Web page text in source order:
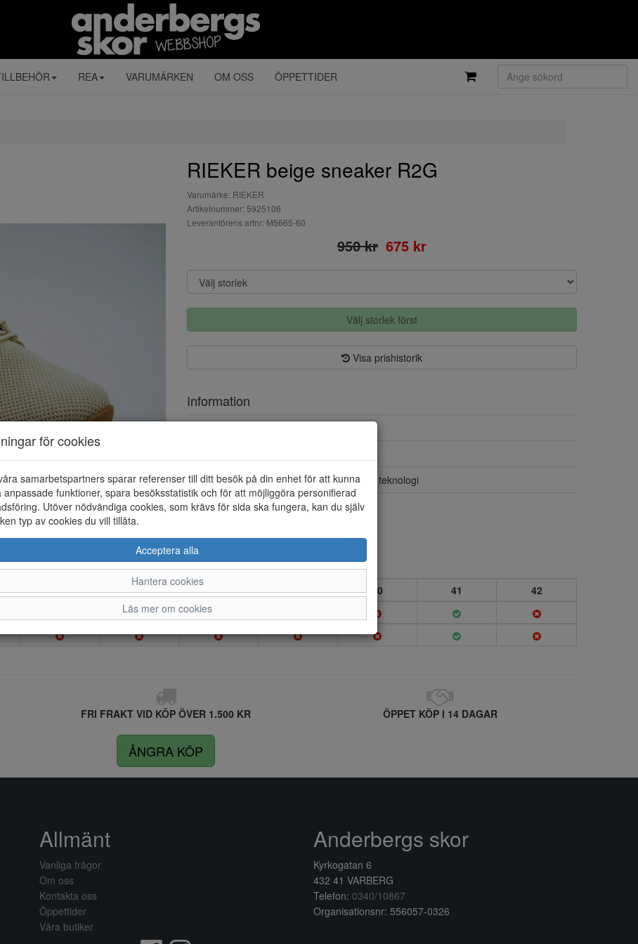
REA VARUMÄRKEN OM OSS ÖPPETTIDER
RIEKER beige sneaker R2G
Varumärke: RIEKER
Artikelnummer: 5925106
Leverantörens artnr: M5665-60
950 kr 675 kr
Välj storlek först
Visa prishistorik
Information
Övrigt
Ready 2 Go teknologi
Löstagbar innersula
Ja
36 37 38 39 40 41
42
FRI FRAKT VID KÖP ÖVER 1.500 KR ÖPPET KÖP I 14 DAGAR
ÅNGRA KÖP
för cookies
samarbetspartners sparar referenser till ditt besök på din enhet för att kunna
anpassade funktioner, spara besöksstatistik och för att möjliggöra personifierad
Utöver nödvändiga cookies, som krävs för sida ska fungera, kan du själv
typ av cookies du vill tillåta.
Acceptera alla
Hantera cookies
Läs mer om cookies
Allmänt
Vanliga frågor
Om oss
Kontakta oss
Öppettider
Våra butiker
Anderbergs skor
Kyrkogatan 6
432 41 VARBERG
Telefon: 0340/10867
Organisationsnr: 556057-0326